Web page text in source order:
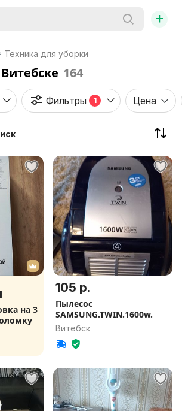
+
Техника для уборки
164
Фильтры 1 Цена
на 3
105 р.
Пылесос
SAMSUNG.TWIN.1600w.
Витебск